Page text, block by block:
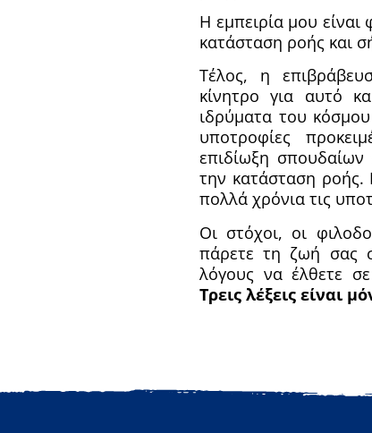
Η εμπειρία μου
κατάσταση ροής και
Τέλος, η
κίνητρο για αυτό
ιδρύματα του
υποτροφίες
επιδίωξη σπουδαίων
την κατάσταση ροής.
πολλά χρόνια τις
Οι στόχοι, οι
πάρετε τη ζωή σας
λόγους να έλθετε
Τρεις λέξεις